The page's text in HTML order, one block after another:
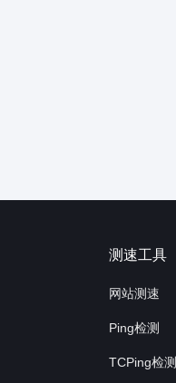
测速工具
网站测速
Ping检测
TCPing检测